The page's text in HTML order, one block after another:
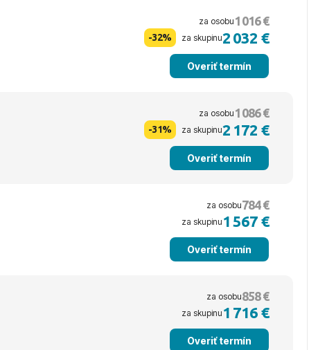
za osobu 1 016 €
-32% za skupinu2 032 €
Overiť termín
za osobu 1 086 €
-31% za skupinu2 172 €
Overiť termín
za osobu784 €
za skupinu 1 567 €
Overiť termín
za osobu858 €
za skupinu 1 716 €
Overiť termín